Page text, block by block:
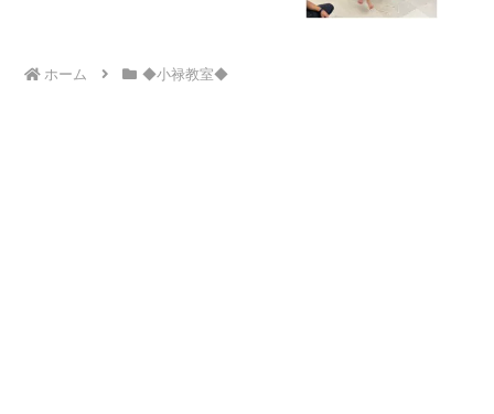
ホーム ◆小禄教室◆